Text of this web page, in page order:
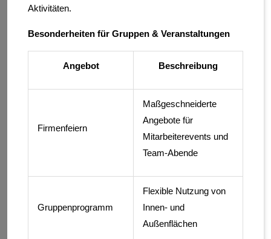
Aktivitäten.
Besonderheiten für Gruppen & Veranstaltungen
Angebot Beschreibung
Firmenfeiern
Maßgeschneiderte
Angebote für
Mitarbeiterevents und
Team-Abende
Gruppenprogramm
Flexible Nutzung von
Innen- und
Außenflächen